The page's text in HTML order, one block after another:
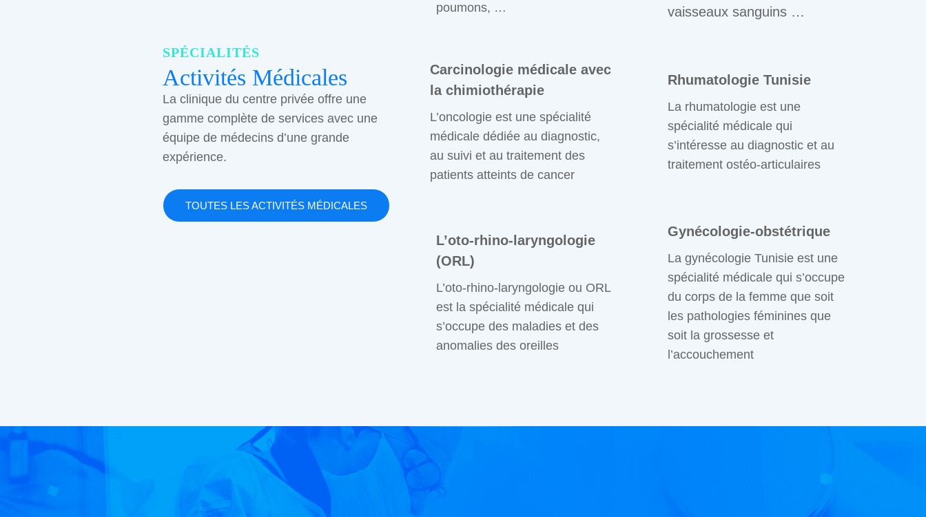
SPÉCIALITÉS
Activités Médicales
La clinique du centre privée offre une
gamme complète de services avec une
équipe de médecins d’une grande
expérience.
TOUTES LES ACTIVITÉS MÉDICALES
poumons, …
vaisseaux sanguins …
Carcinologie médicale avec
la chimiothérapie
L’oncologie est une spécialité
médicale dédiée au diagnostic,
au suivi et au traitement des
patients atteints de cancer
Rhumatologie Tunisie
La rhumatologie est une
spécialité médicale qui
s’intéresse au diagnostic et au
traitement ostéo-articulaires
L’oto-rhino-laryngologie
(ORL)
L’oto-rhino-laryngologie ou ORL
est la spécialité médicale qui
s’occupe des maladies et des
anomalies des oreilles
Gynécologie-obstétrique
La gynécologie Tunisie est une
spécialité médicale qui s’occupe
du corps de la femme que soit
les pathologies féminines que
soit la grossesse et
l’accouchement